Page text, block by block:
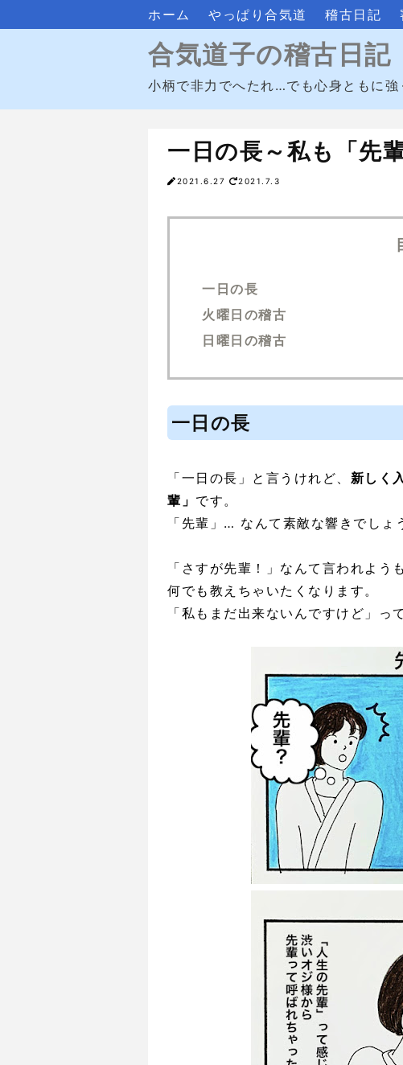
ホーム やっぱり合気道 稽古日記
合気道子の稽古日記
小柄で非力でへたれ…でも心身ともに
一日の長～私も「先輩
2021.6.27 2021.7.3
一日の長
火曜日の稽古
日曜日の稽古
一日の長
「一日の長」と言うけれど、 新しく
輩」 です。
「先輩」… なんて素敵な響きでしょ
「さすが先輩！」なんて言われよう
何でも教えちゃいたくなります。
「私もまだ出来ないんですけど」っ